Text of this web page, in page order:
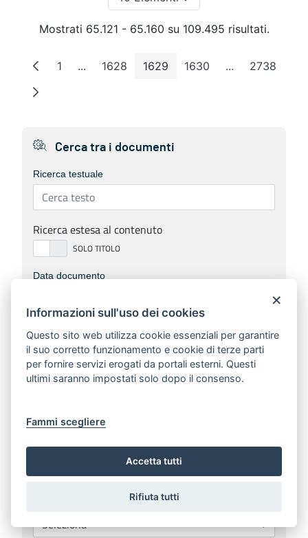
Per pagina
Mostrati 65.121 - 65.160 su 109.495 risultati.
Pagina
1 ...Pagine intermedie
Pagina
1628 Pagina
1629 Pagina
1630 ...PaginePagina
2738
Cerca tra i documenti
Ricerca testuale
Ricerca estesa al contenuto
Data documento
Numero documento
Numero bollettino
×
Informazioni sull'uso dei cookies
Questo sito web utilizza cookie essenziali per garantire
il suo corretto funzionamento e cookie di terze parti
per fornire servizi erogati da portali esterni. Questi
ultimi saranno impostati solo dopo il consenso.
Fammi scegliere
Accetta tutti
Rifiuta tutti